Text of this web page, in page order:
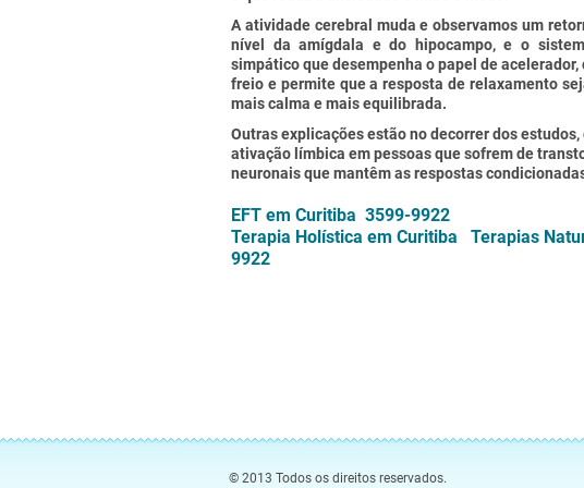
A atividade cerebral muda e observamos um
nível da amígdala e do hipocampo, e o
simpático que desempenha o papel de
freio e permite que a resposta de relaxamento
mais calma e mais equilibrada.
Outras explicações estão no decorrer dos
ativação límbica em pessoas que sofrem de
neuronais que mantêm as respostas
EFT em Curitiba 3599-9922
Terapia Holística em Curitiba Terapias
9922
© 2013 Todos os direitos reservados.